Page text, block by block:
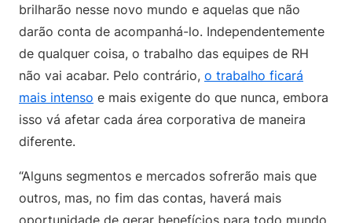
brilharão nesse novo mundo e aquelas que não
darão conta de acompanhá-lo. Independentemente
de qualquer coisa, o trabalho das equipes de RH
não vai acabar. Pelo contrário, o trabalho ficará
mais intenso e mais exigente do que nunca, embora
isso vá afetar cada área corporativa de maneira
diferente.
“Alguns segmentos e mercados sofrerão mais que
outros, mas, no fim das contas, haverá mais
oportunidade de gerar benefícios para todo mundo.